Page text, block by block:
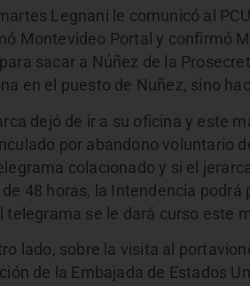
Legnani le comunicó al
Montevideo Portal y confirmó
sacar a Núñez de la
en el puesto de Nuñez, sino
dejó de ir a su oficina y este
por abandono voluntario
colacionado y si el
de 48 horas, la Intendencia
telegrama se le dará curso este
lado, sobre la visita al
de la Embajada de Estados